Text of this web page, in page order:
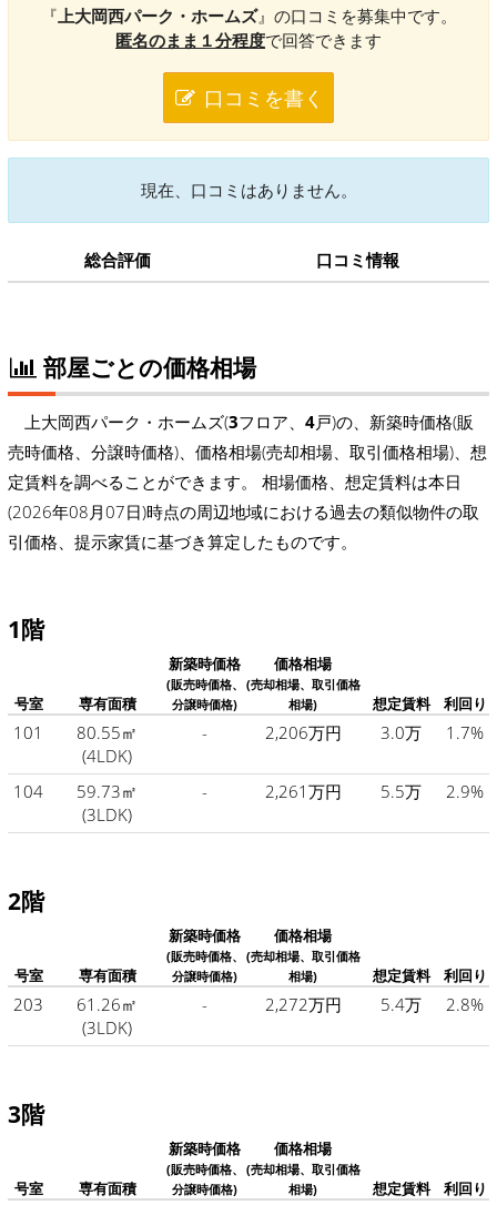
『 上大岡西パーク・ホームズ』の口コミを募集中です。
匿名のまま１分程度で回答できます
口コミを書く
現在、口コミはありません。
総合評価 口コミ情報
部屋ごとの価格相場
上大岡西パーク・ホームズ(3フロア、 4戸)の、新築時価格(販
売時価格、分譲時価格)、価格相場(売却相場、取引価格相場)、想
定賃料を調べることができます。 相場価格、想定賃料は本日
(2026年08月07日)時点の周辺地域における過去の類似物件の取
引価格、提示家賃に基づき算定したものです。
1階
号室 専有面積
新築時価格
(販売時価格、
分譲時価格)
価格相場
(売却相場、取引価格
相場)
想定賃料 利回り
101
80.55㎡
(4LDK)
- 2,206万円 3.0万 1.7%
104
59.73㎡
(3LDK)
- 2,261万円 5.5万 2.9%
2階
号室 専有面積
新築時価格
(販売時価格、
分譲時価格)
価格相場
(売却相場、取引価格
相場)
想定賃料 利回り
203
61.26㎡
(3LDK)
- 2,272万円 5.4万 2.8%
3階
号室 専有面積
新築時価格
(販売時価格、
分譲時価格)
価格相場
(売却相場、取引価格
相場)
想定賃料 利回り